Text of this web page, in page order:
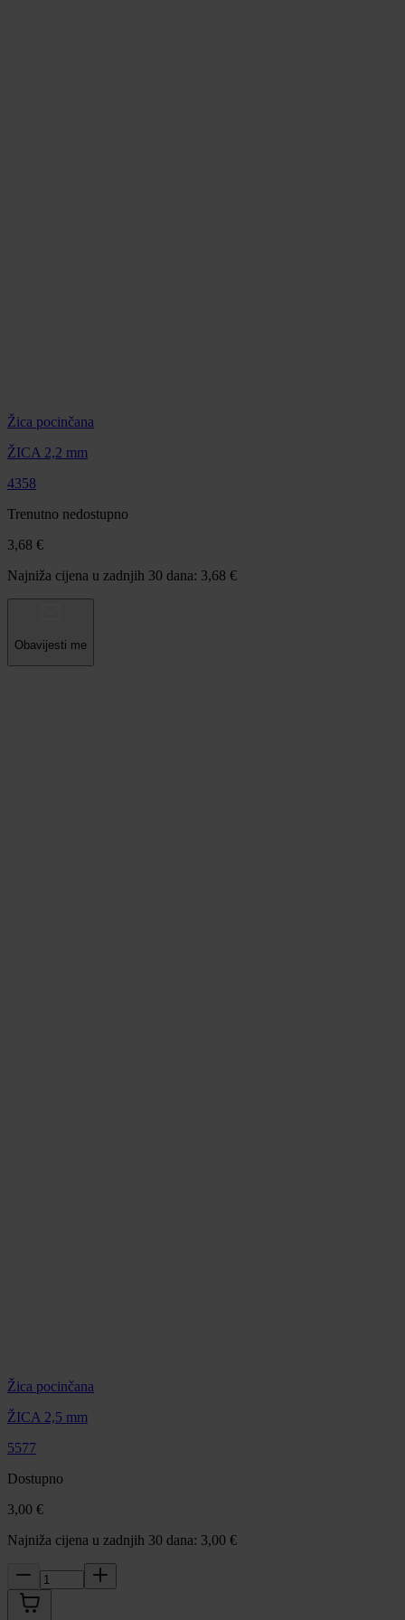
Žica pocinčana
ŽICA 2,2 mm
4358
Trenutno nedostupno
3,68 €
Najniža cijena u zadnjih 30 dana: 3,68 €
Obavijesti me
Žica pocinčana
ŽICA 2,5 mm
5577
Dostupno
3,00 €
Najniža cijena u zadnjih 30 dana: 3,00 €